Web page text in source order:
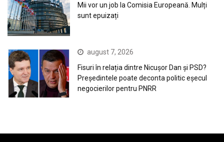
Mii vor un job la Comisia Europeană. Mulți
sunt epuizați
august 7, 2026
Fisuri în relația dintre Nicușor Dan și PSD?
Președintele poate deconta politic eșecul
negocierilor pentru PNRR